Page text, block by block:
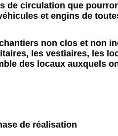
de circulation que
et engins de
non clos et non
les vestiaires, les
des locaux auxquels
de réalisation